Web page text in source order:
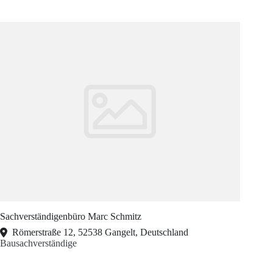
Sachverständigenbüro Marc Schmitz
Römerstraße 12, 52538 Gangelt, Deutschland
Bausachverständige